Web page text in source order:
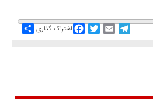
Share اشتراک گذاری
FacebookTwitterEmail
Telegram